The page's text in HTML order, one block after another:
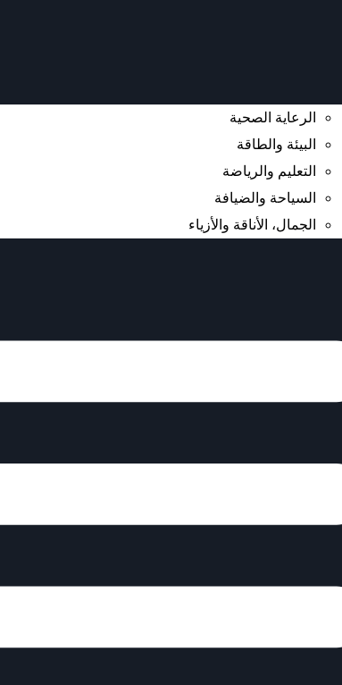
الرعاية الصحية
البيئة والطاقة
التعليم والرياضة
السياحة والضيافة
الجمال، الأناقة والأزياء